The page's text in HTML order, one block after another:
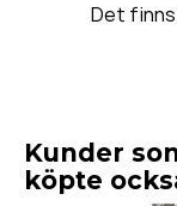
Det
Kunder
köpte